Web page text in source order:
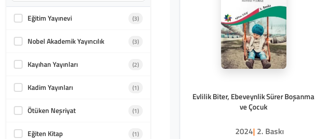
Eğitim Yayınevi (3)
Nobel Akademik Yayıncılık (3)
Kayıhan Yayınları (2)
Kadim Yayınları (1)
Ötüken Neşriyat (1)
Eğiten Kitap (1)
Evlilik Biter, Ebeveynlik Sürer Boşanma
ve Çocuk
2024| 2. Baskı